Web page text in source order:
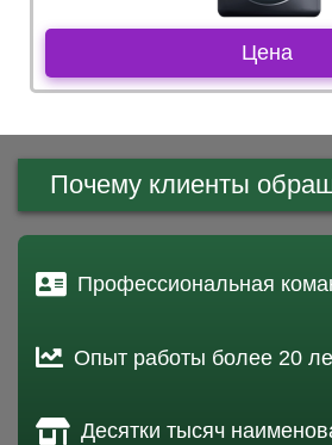
Цена
Почему клиенты
Профессиональная
Опыт работы более 20
Десятки тысяч